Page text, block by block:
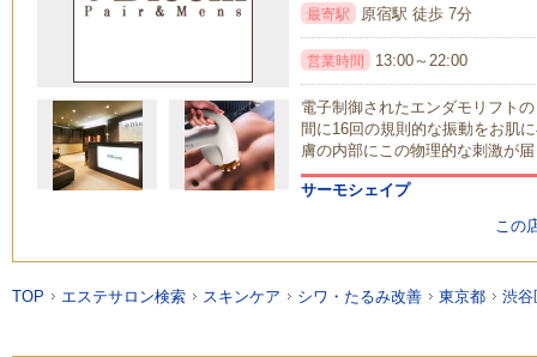
最寄駅 原宿駅 徒歩 7分
営業時間 13:00～22:00
電子制御されたエンダモリフト
間に16回の規則的な振動をお肌
膚の内部にこの物理的な刺激が
サーモシェイプ
この
TOP エステサロン検索 スキンケア シワ・たるみ改善 東京都 渋谷